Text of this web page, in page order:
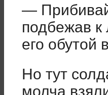
—
подбежав к
его обутой
Но тут
молча